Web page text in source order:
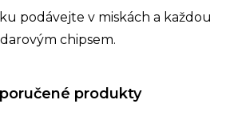
podávejte v miskách a každou
chipsem.
produkty